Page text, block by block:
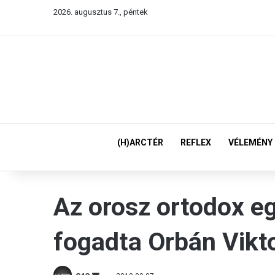
2026. augusztus 7., péntek
(H)ARCTÉR REFLEX VÉLEMÉNY
Az orosz ortodox
fogadta Orbán